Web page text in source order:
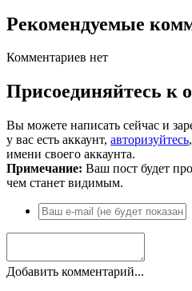
Рекомендуемые
Комментариев нет
Присоединяйтесь к
Вы можете написать сейчас и
у вас есть аккаунт, авторизуйтесь
имени своего аккаунта.
Примечание: Ваш пост будет
чем станет видимым.
Добавить комментарий...